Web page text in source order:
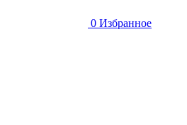
0 Избранное